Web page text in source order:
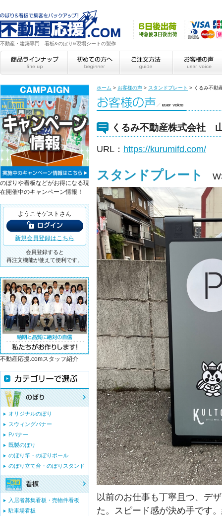
不動産・建築専門 看板&のぼり&現場シートの製作
ホーム > お客様の声 > スタンドプレート > くるみ不
くるみ不動産株式会社
URL： https://kurumifd.com/
スタンドプレート
以前のお仕事も丁寧且つ、デ
た。スピード感が決め手です
のぼりや看板などがお得になる現
在開催中のキャンペーン情報！
ようこそゲストさん
新規会員登録はこちら
会員登録すると
再注文機能が使えて便利です。
不動産応援.comスタッフ紹介
オリジナルのぼり
スウィングバナー
Pバナー
既製のぼり
のぼり竿・のぼりポール
のぼり立て台・のぼりスタンド
入居者募集看板・売物件看板
駐車場看板